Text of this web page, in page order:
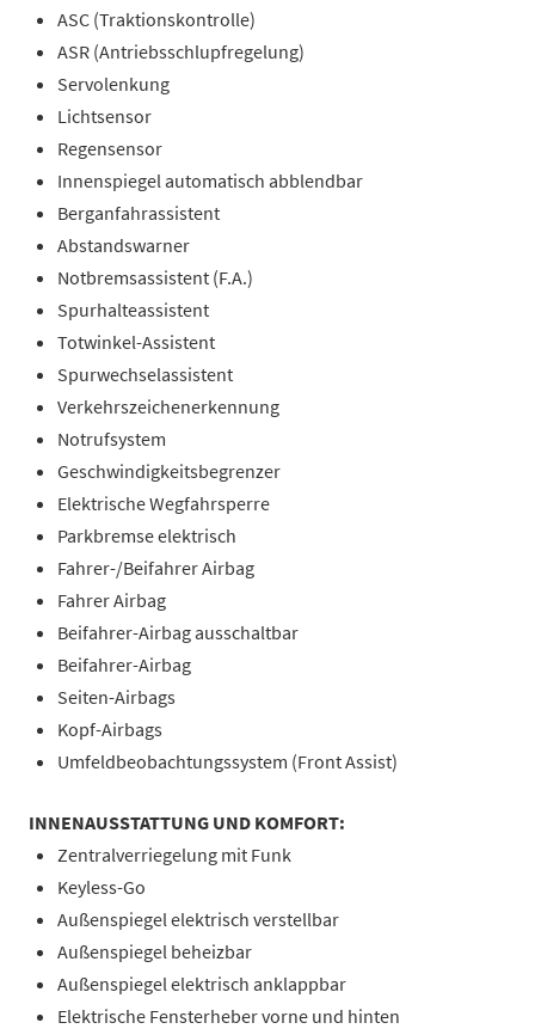
ASC (Traktionskontrolle)
ASR (Antriebsschlupfregelung)
Servolenkung
Lichtsensor
Regensensor
Innenspiegel automatisch abblendbar
Berganfahrassistent
Abstandswarner
Notbremsassistent (F.A.)
Spurhalteassistent
Totwinkel-Assistent
Spurwechselassistent
Verkehrszeichenerkennung
Notrufsystem
Geschwindigkeitsbegrenzer
Elektrische Wegfahrsperre
Parkbremse elektrisch
Fahrer-/Beifahrer Airbag
Fahrer Airbag
Beifahrer-Airbag ausschaltbar
Beifahrer-Airbag
Seiten-Airbags
Kopf-Airbags
Umfeldbeobachtungssystem (Front Assist)
INNENAUSSTATTUNG UND KOMFORT:
Zentralverriegelung mit Funk
Keyless-Go
Außenspiegel elektrisch verstellbar
Außenspiegel beheizbar
Außenspiegel elektrisch anklappbar
Elektrische Fensterheber vorne und hinten